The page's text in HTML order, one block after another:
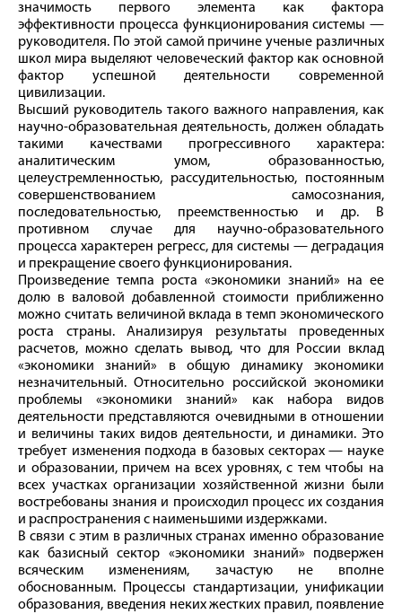
значимость первого элемента как фактора
эффективности процесса функционирования системы —
руководителя. По этой самой причине ученые различных
школ мира выделяют человеческий фактор как основной
фактор успешной деятельности современной
цивилизации.
Высший руководитель такого важного направления, как
научно-образовательная деятельность, должен обладать
такими качествами прогрессивного характера:
аналитическим умом, образованностью,
целеустремленностью, рассудительностью, постоянным
совершенствованием самосознания,
последовательностью, преемственностью и др. В
противном случае для научно-образовательного
процесса характерен регресс, для системы — деградация
и прекращение своего функционирования.
Произведение темпа роста «экономики знаний» на ее
долю в валовой добавленной стоимости приближенно
можно считать величиной вклада в темп экономического
роста страны. Анализируя результаты проведенных
расчетов, можно сделать вывод, что для России вклад
«экономики знаний» в общую динамику экономики
незначительный. Относительно российской экономики
проблемы «экономики знаний» как набора видов
деятельности представляются очевидными в отношении
и величины таких видов деятельности, и динамики. Это
требует изменения подхода в базовых секторах — науке
и образовании, причем на всех уровнях, с тем чтобы на
всех участках организации хозяйственной жизни были
востребованы знания и происходил процесс их создания
и распространения с наименьшими издержками.
В связи с этим в различных странах именно образование
как базисный сектор «экономики знаний» подвержен
всяческим изменениям, зачастую не вполне
обоснованным. Процессы стандартизации, унификации
образования, введения неких жестких правил, появление